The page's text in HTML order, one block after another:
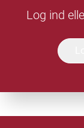
Log ind